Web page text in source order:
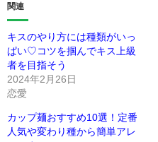
関連
キスのやり方には種類がいっ
ぱい♡コツを掴んでキス上級
者を目指そう
2024年2月26日
恋愛
カップ麺おすすめ10選！定番
人気や変わり種から簡単アレ